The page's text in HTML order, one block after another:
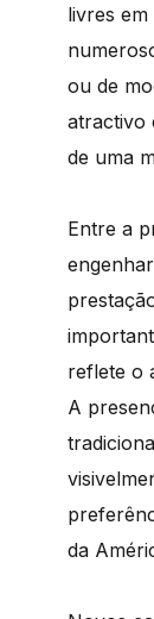
livres
ou de
atractivo
de uma
Entre a
reflete o
A
da